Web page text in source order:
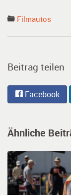
Filmautos
Beitrag teilen
Facebook
Ähnliche